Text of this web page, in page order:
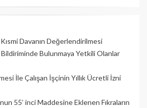
Davanın Değerlendirilmesi
Bulunmaya Yetkili Olanlar
İle Çalışan İşçinin Yıllık Üc­retli İzni
55’ inci Maddesine Eklenen Fıkraların